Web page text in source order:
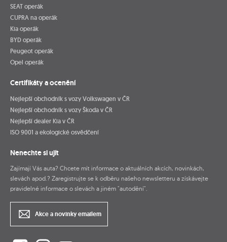
SEAT operák
CUPRA na operák
Kia operák
BYD operák
Peugeot operák
Opel operák
Certifikáty a ocenění
Nejlepší obchodník s vozy Volkswagen v ČR
Nejlepší obchodník s vozy Škoda v ČR
Nejlepší dealer Kia v ČR
ISO 9001 a ekologické osvědčení
Nenechte si ujít
Zajímají Vás auta? Chcete mít informace o aktuálních akcích, novinkách,
slevách apod.? Zaregistrujte se k odběru našeho newsletteru a získávejte
pravidelné informace o slevách a jiném "autodění".
Akce a novinky emailem